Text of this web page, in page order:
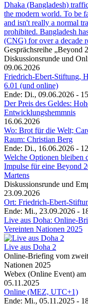
Dhaka (Bangladesh)
the modern world. To be
and isn't really a normal
prohibited. Bangladesh
(CNG) for over a decade
Gesprächsreihe „Beyond
Diskussionsrunde und
09.06.2026
Friedrich-Ebert-Stiftung,
6.01 (und online)
Ende: Di., 09.06.2026 -
Der Preis des Geldes:
Entwicklungshemmnis
16.06.2026
Wo: Brot für die Welt;
Raum: Christian Berg
Ende: Di., 16.06.2026 -
Welche Optionen bleiben
Impulse für eine Beyond
Martens
Diskussionsrunde und
23.09.2026
Ort: Friedrich-Ebert-
Ende: Mi., 23.09.2026 -
Live aus Doha: Online-
Vereinten Nationen 2025
Live aus Doha 2
Online-Briefing vom
Nationen 2025
Webex (Online Event) am
05.11.2025
Online (MEZ, UTC+1)
Ende: Mi., 05.11.2025 -